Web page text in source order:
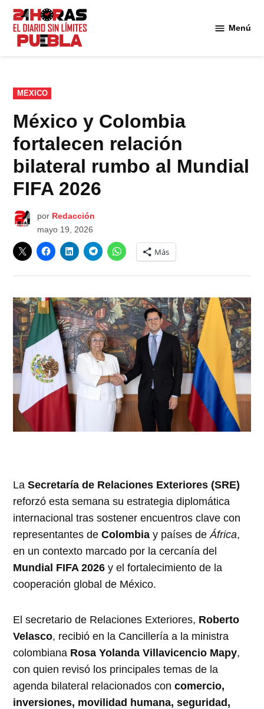
Saltar
contenido
Menú
PUBLICADO
EN
MEXICO
México y Colombia
fortalecen relación
bilateral rumbo al Mundial
FIFA 2026
por Redacción
mayo 19, 2026
Más
LaSecretaría de Relaciones Exteriores (SRE)
reforzó esta semana su estrategia diplomática
internacional tras sostener encuentros clave con
representantes deColombia y países deÁfrica,
en un contexto marcado por la cercanía del
Mundial FIFA 2026 y el fortalecimiento de la
cooperación global de México.
El secretario de Relaciones Exteriores, Roberto
Velasco, recibió en la Cancillería a la ministra
colombiana Rosa Yolanda Villavicencio Mapy,
con quien revisó los principales temas de la
agenda bilateral relacionados concomercio,
inversiones, movilidad humana, seguridad,